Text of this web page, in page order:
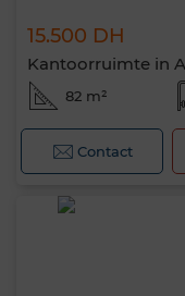
15.500 DH
Kantoorruimte in
82 m²
Contact